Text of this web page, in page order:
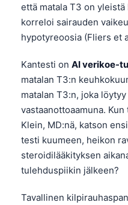
että matala T3 on
korreloi sairauden
hypotyreoosia (Fliers et
Kantesti on AI verikoe-
matalan T3:n
matalan T3:n, joka
vastaanottoaamuna.
Klein, MD:nä, katson
testi kuumeen, heikon
steroidilääkityksen
tulehduspiikin jälkeen?
Tavallinen